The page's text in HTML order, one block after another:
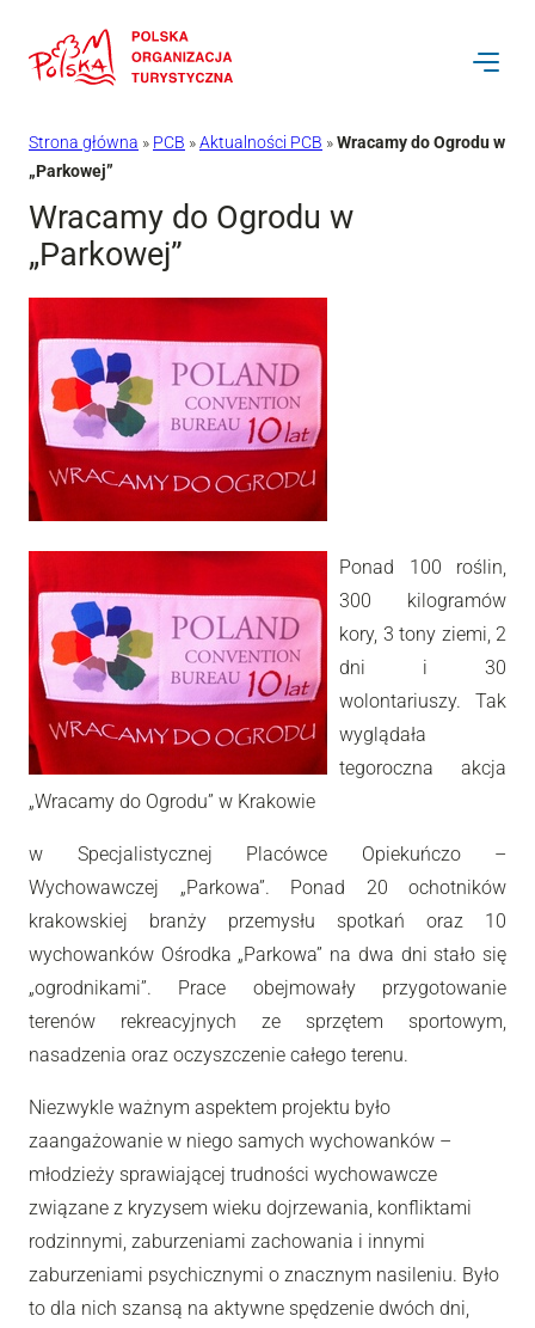
do
Strona główna » PCB »Aktualności PCB »Wracamy do Ogrodu w
„Parkowej”
Wracamy do Ogrodu w
„Parkowej”
Ponad 100 roślin,
300 kilogramów
kory, 3 tony ziemi, 2
dni i 30
wolontariuszy. Tak
wyglądała
tegoroczna akcja
„Wracamy do Ogrodu” w Krakowie
w Specjalistycznej Placówce Opiekuńczo –
Wychowawczej „Parkowa”. Ponad 20 ochotników
krakowskiej branży przemysłu spotkań oraz 10
wychowanków Ośrodka „Parkowa” na dwa dni stało się
„ogrodnikami”. Prace obejmowały przygotowanie
terenów rekreacyjnych ze sprzętem sportowym,
nasadzenia oraz oczyszczenie całego terenu.
Niezwykle ważnym aspektem projektu było
zaangażowanie w niego samych wychowanków –
młodzieży sprawiającej trudności wychowawcze
związane z kryzysem wieku dojrzewania, konfliktami
rodzinnymi, zaburzeniami zachowania i innymi
zaburzeniami psychicznymi o znacznym nasileniu. Było
to dla nich szansą na aktywne spędzenie dwóch dni,